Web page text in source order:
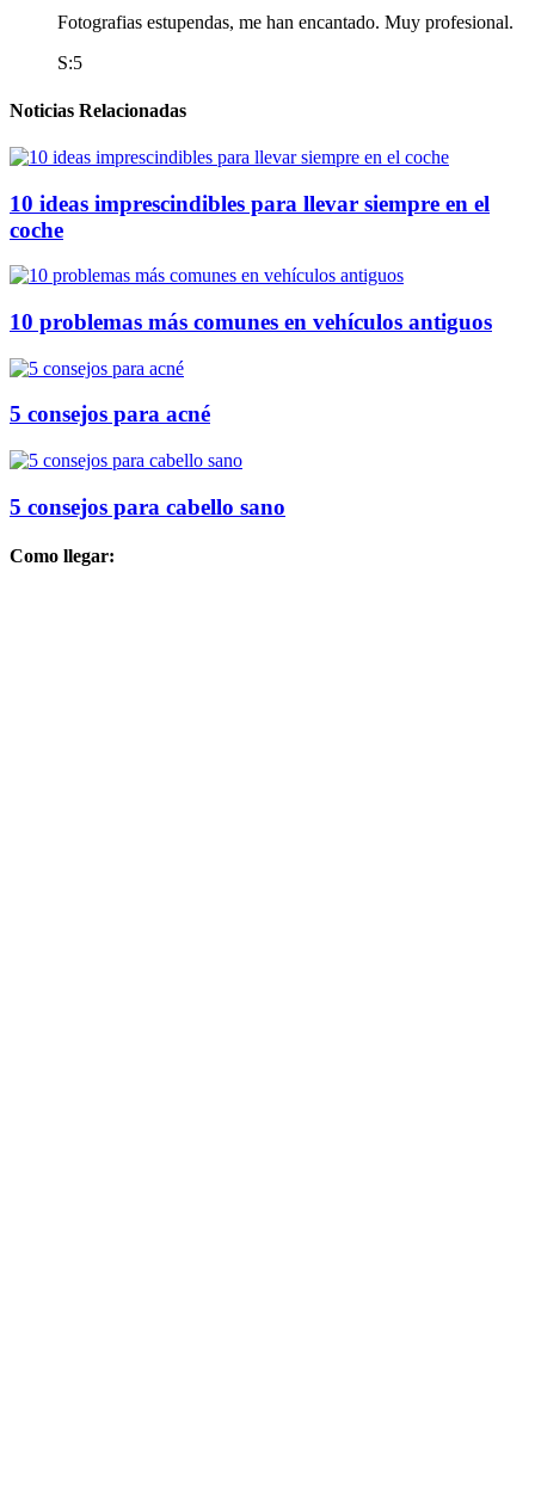
Fotografias estupendas, me han encantado. Muy profesional.
S:5
Noticias Relacionadas
10 ideas imprescindibles para llevar siempre en el
coche
10 problemas más comunes en vehículos antiguos
5 consejos para acné
5 consejos para cabello sano
Como llegar: